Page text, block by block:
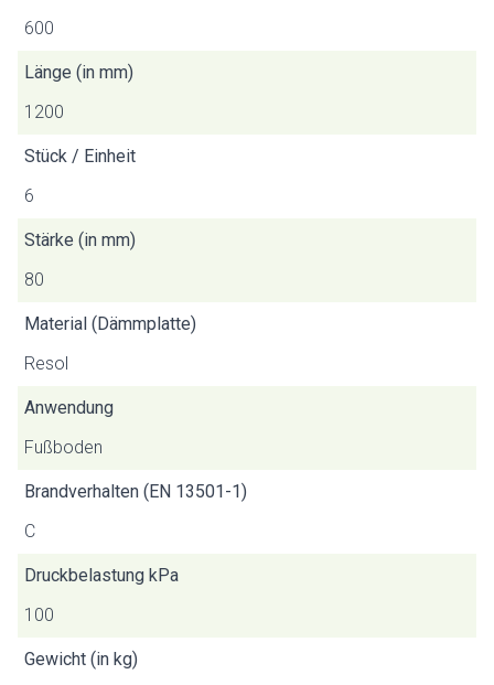
600
Länge (in mm)
1200
Stück / Einheit
6
Stärke (in mm)
80
Material (Dämmplatte)
Resol
Anwendung
Fußboden
Brandverhalten (EN 13501-1)
C
Druckbelastung kPa
100
Gewicht (in kg)